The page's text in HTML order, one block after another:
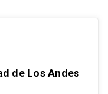
de Los Andes